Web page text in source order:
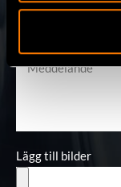
Lägg till bilder